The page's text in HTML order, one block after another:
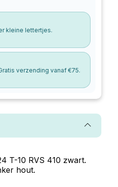
kleine lettertjes.
verzending vanaf €75.
T-10 RVS 410 zwart.
hout.